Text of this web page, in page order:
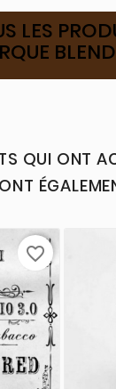
LES
QUI ONT
favorite_border